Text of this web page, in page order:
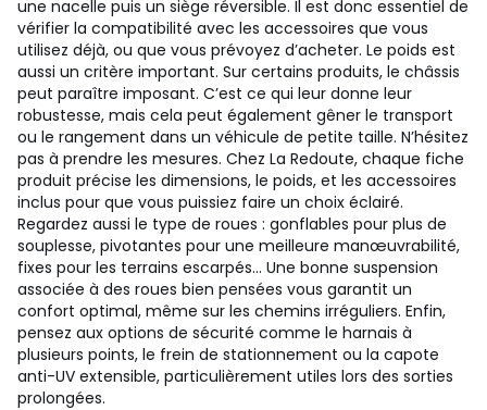
une nacelle puis un siège réversible. Il est donc essentiel de
vérifier la compatibilité avec les accessoires que vous
utilisez déjà, ou que vous prévoyez d’acheter. Le poids est
aussi un critère important. Sur certains produits, le châssis
peut paraître imposant. C’est ce qui leur donne leur
robustesse, mais cela peut également gêner le transport
ou le rangement dans un véhicule de petite taille. N’hésitez
pas à prendre les mesures. Chez La Redoute, chaque fiche
produit précise les dimensions, le poids, et les accessoires
inclus pour que vous puissiez faire un choix éclairé.
Regardez aussi le type de roues : gonflables pour plus de
souplesse, pivotantes pour une meilleure manœuvrabilité,
fixes pour les terrains escarpés... Une bonne suspension
associée à des roues bien pensées vous garantit un
confort optimal, même sur les chemins irréguliers. Enfin,
pensez aux options de sécurité comme le harnais à
plusieurs points, le frein de stationnement ou la capote
anti-UV extensible, particulièrement utiles lors des sorties
prolongées.